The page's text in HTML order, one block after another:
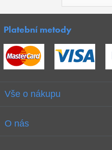
Platební metody
Vše o nákupu
Obchodní podmínky
O nás